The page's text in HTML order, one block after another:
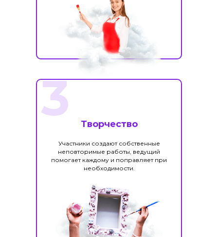
Творчество
Участники создают собственные
неповторимые работы, ведущий
помогает каждому и поправляет при
необходимости.
3